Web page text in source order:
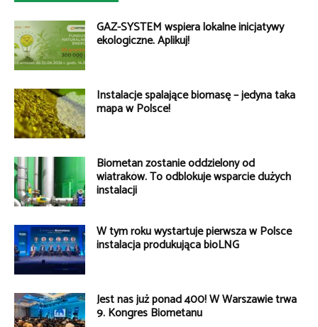
GAZ-SYSTEM wspiera lokalne inicjatywy
ekologiczne. Aplikuj!
Instalacje spalające biomasę – jedyna taka
mapa w Polsce!
Biometan zostanie oddzielony od
wiatraków. To odblokuje wsparcie dużych
instalacji
W tym roku wystartuje pierwsza w Polsce
instalacja produkująca bioLNG
Jest nas już ponad 400! W Warszawie trwa
9. Kongres Biometanu